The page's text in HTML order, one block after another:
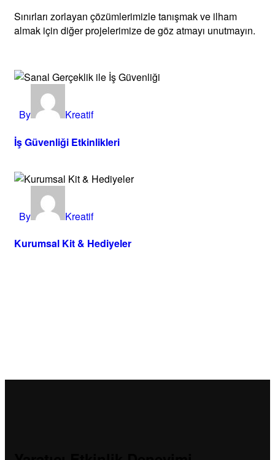
Sınırları zorlayan çözümlerimizle tanışmak ve ilham
almak için diğer projelerimize de göz atmayı unutmayın.
By
Kreatif
İş Güvenliği Etkinlikleri
By
Kreatif
Kurumsal Kit & Hediyeler